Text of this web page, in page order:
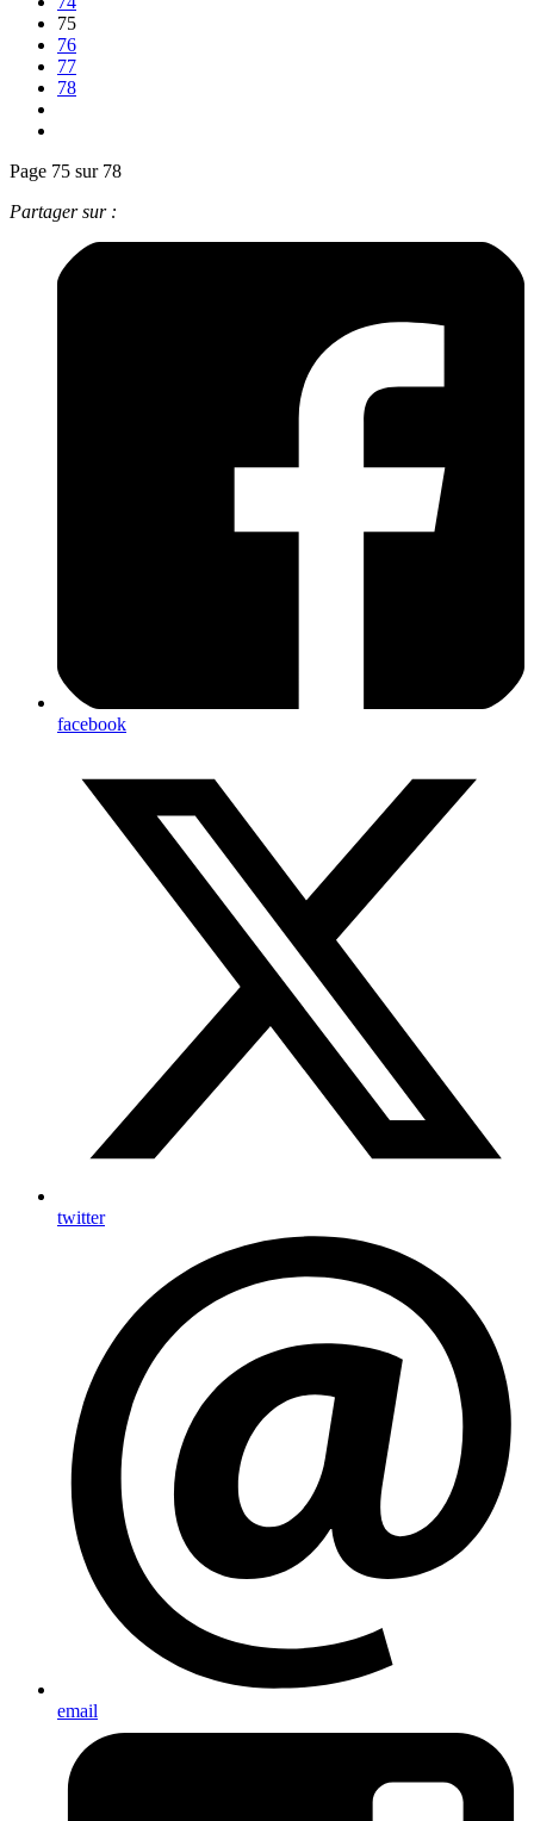
75
76
77
78
Page 75 sur 78
Partager sur :
facebook
twitter
email